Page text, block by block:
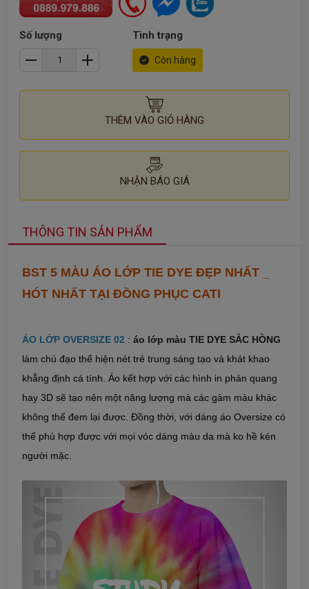
Số lượng Tình trạng
Còn hàng
THÊM VÀO GIỎ HÀNG
NHẬN BÁO GIÁ
THÔNG TIN SẢN PHẨM
BST 5 MÀU ÁO LỚP TIE DYE ĐẸP NHẤT _
HÓT NHẤT TẠI ĐỒNG PHỤC CATI
ÁO LỚP OVERSIZE 02 : áo lớp màu TIE DYE SẮC HỒNG
làm chủ đạo thể hiện nét trẻ trung sáng tạo và khát khao
khẳng định cá tính. Áo kết hợp với các hình in phản quang
hay 3D sẽ tạo nên một năng lượng mà các gàm màu khác
không thể đem lại được. Đồng thời, với dáng áo Oversize có
thể phù hợp được với mọi vóc dáng màu da mà ko hề kén
người mặc.